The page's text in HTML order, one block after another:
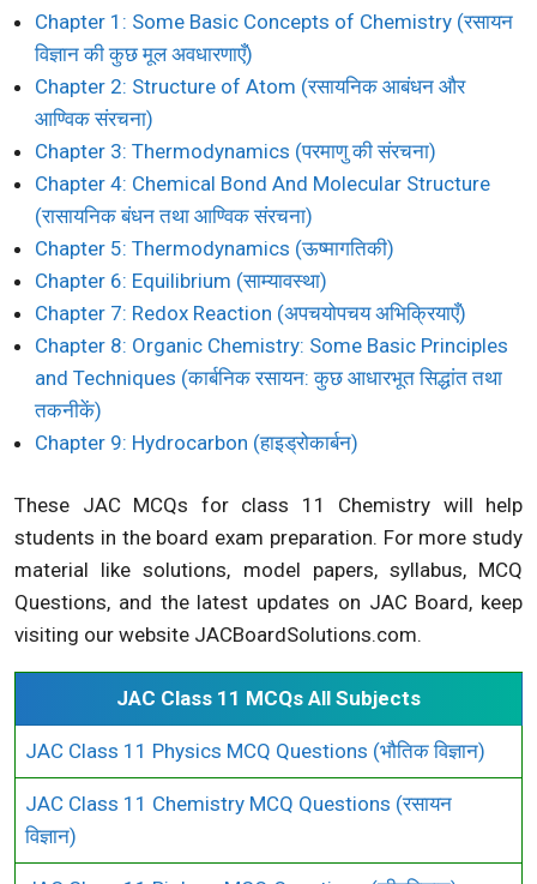
Chapter 1: Some Basic Concepts of Chemistry (रसायन
विज्ञान की कुछ मूल अवधारणाएँ)
Chapter 2: Structure of Atom (रसायनिक आबंधन और
आण्विक संरचना)
Chapter 3: Thermodynamics (परमाणु की संरचना)
Chapter 4: Chemical Bond And Molecular Structure
(रासायनिक बंधन तथा आण्विक संरचना)
Chapter 5: Thermodynamics (ऊष्मागतिकी)
Chapter 6: Equilibrium (साम्यावस्था)
Chapter 7: Redox Reaction (अपचयोपचय अभिक्रियाएँ)
Chapter 8: Organic Chemistry: Some Basic Principles
and Techniques (कार्बनिक रसायन: कुछ आधारभूत सिद्धांत तथा
तकनीकें)
Chapter 9: Hydrocarbon (हाइड्रोकार्बन)
These JAC MCQs for class 11 Chemistry will help
students in the board exam preparation. For more study
material like solutions, model papers, syllabus, MCQ
Questions, and the latest updates on JAC Board, keep
visiting our website JACBoardSolutions.com.
JAC Class 11 MCQs All Subjects
JAC Class 11 Physics MCQ Questions (भौतिक विज्ञान)
JAC Class 11 Chemistry MCQ Questions (रसायन
विज्ञान)